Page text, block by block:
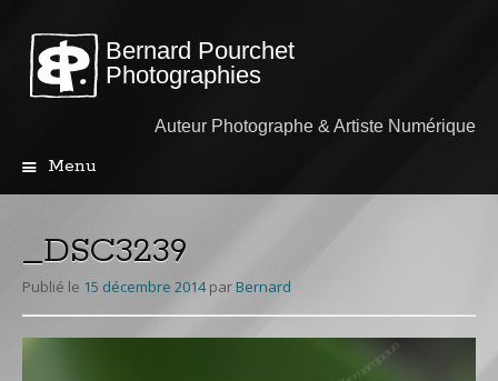
Bernard Pourchet
Photographies
Auteur Photographe & Artiste Numérique
Menu
principal
_DSC3239
Publié le 15 décembre 2014 parBernard